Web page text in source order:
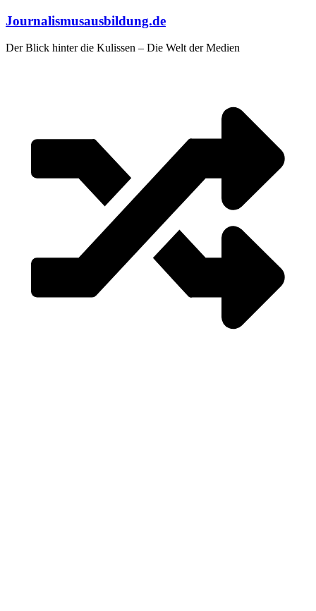
Zum
springen
Journalismusausbildung.de
Der Blick hinter die Kulissen – Die Welt der Medien